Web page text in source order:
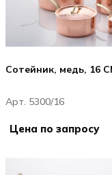
Сотейник, медь, 16
Арт. 5300/16
Цена по запросу